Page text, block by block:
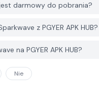
jest darmowy do pobrania?
z PGYER APK HUB?
na PGYER APK HUB?
Nie